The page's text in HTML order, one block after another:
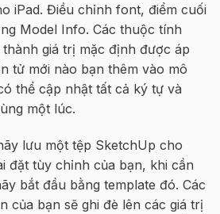
iPad. Điều chỉnh font, điểm cuối
Model Info. Các thuộc tính
giá trị mặc định được áp
tử mới nào bạn thêm vào mô
thể cập nhật tất cả ký tự và
một lúc.
lưu một tệp SketchUp cho
đặt tùy chỉnh của bạn, khi cần
bắt đầu bằng template đó. Các
của bạn sẽ ghi đè lên các giá trị